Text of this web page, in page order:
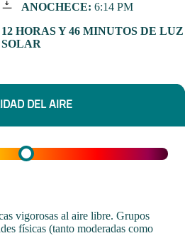
ANOCHECE: 6:14 PM
12 HORAS Y 46 MINUTOS DE LUZ
SOLAR
DEL AIRE
vigorosas al aire libre. Grupos
físicas (tanto moderadas como